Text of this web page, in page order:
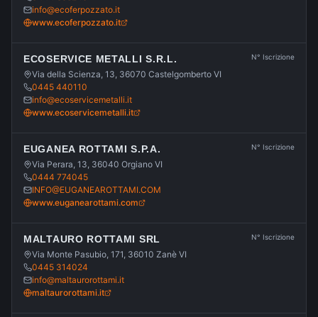
info@ecoferpozzato.it
www.ecoferpozzato.it
ECOSERVICE METALLI S.R.L.
Via della Scienza, 13, 36070 Castelgomberto VI
0445 440110
info@ecoservicemetalli.it
www.ecoservicemetalli.it
N° Iscrizione
EUGANEA ROTTAMI S.P.A.
Via Perara, 13, 36040 Orgiano VI
0444 774045
INFO@EUGANEAROTTAMI.COM
www.euganearottami.com
N° Iscrizione
MALTAURO ROTTAMI SRL
Via Monte Pasubio, 171, 36010 Zanè VI
0445 314024
info@maltaurorottami.it
maltaurorottami.it
N° Iscrizione